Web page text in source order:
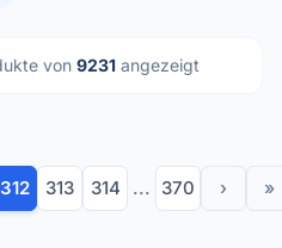
von 9231 angezeigt
312 313 314 ... 370 › »